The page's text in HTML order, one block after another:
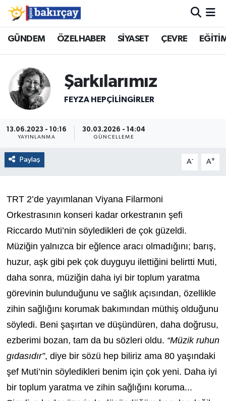
GÜNDEM ÖZELHABER SİYASET ÇEVRE
Şarkılarımız
FEYZA HEPÇILINGIRLER
13.06.2023 - 10:16
YAYINLANMA
30.03.2026 - 14:04
GÜNCELLEME
Paylaş A- A+
TRT 2’de yayımlanan Viyana Filarmoni
Orkestrasının konseri kadar orkestranın şefi
Riccardo Muti’nin söyledikleri de çok güzeldi.
Müziğin yalnızca bir eğlence aracı olmadığını; barış,
huzur, aşk gibi pek çok duyguyu ilettiğini belirtti Muti,
daha sonra, müziğin daha iyi bir toplum yaratma
görevinin bulunduğunu ve sağlık açısından, özellikle
zihin sağlığını korumak bakımından müthiş olduğunu
söyledi. Beni şaşırtan ve düşündüren, daha doğrusu,
ezberimi bozan, tam da bu sözleri oldu. “Müzik ruhun
gıdasıdır”, diye bir sözü hep biliriz ama 80 yaşındaki
şef Muti’nin söyledikleri benim için çok yeni. Daha iyi
bir toplum yaratma ve zihin sağlığını koruma...
İzmir Nöbetçi Eczaneler
İzmir Namaz Vakitleri
Süper Lig Puan Durumu ve Fikstür
Tüm Manşetler
Haber Arşivi